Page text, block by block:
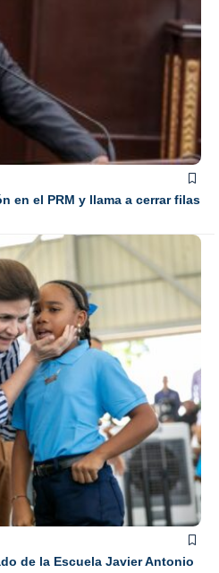
en el PRM y llama a cerrar filas
de la Escuela Javier Antonio